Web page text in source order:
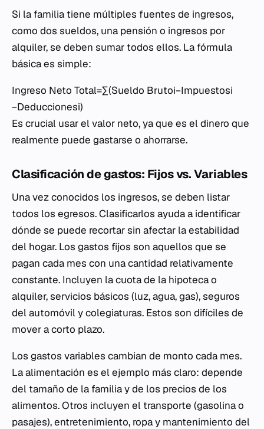
Si la familia tiene múltiples fuentes de ingresos,
como dos sueldos, una pensión o ingresos por
alquiler, se deben sumar todos ellos. La fórmula
básica es simple:
Ingreso Neto Total=∑(Sueldo Brutoi​−Impuestosi​
−Deduccionesi​)
Es crucial usar el valor neto, ya que es el dinero que
realmente puede gastarse o ahorrarse.
Clasificación de gastos: Fijos vs. Variables
Una vez conocidos los ingresos, se deben listar
todos los egresos. Clasificarlos ayuda a identificar
dónde se puede recortar sin afectar la estabilidad
del hogar. Los gastos fijos son aquellos que se
pagan cada mes con una cantidad relativamente
constante. Incluyen la cuota de la hipoteca o
alquiler, servicios básicos (luz, agua, gas), seguros
del automóvil y colegiaturas. Estos son difíciles de
mover a corto plazo.
Los gastos variables cambian de monto cada mes.
La alimentación es el ejemplo más claro: depende
del tamaño de la familia y de los precios de los
alimentos. Otros incluyen el transporte (gasolina o
pasajes), entretenimiento, ropa y mantenimiento del